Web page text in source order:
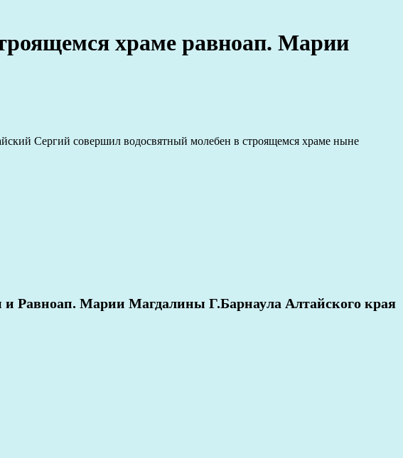
храме равноап. Марии
Сергий совершил водосвятный молебен в строящемся храме ныне
Равноап. Марии Магдалины Г.Барнаула Алтайского края